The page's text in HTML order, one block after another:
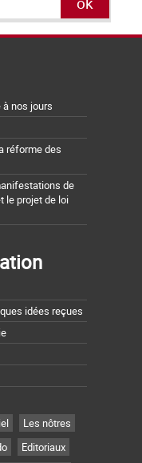
nos jours
réforme des
de
le projet de loi
idées reçues
Les nôtres
Editoriaux